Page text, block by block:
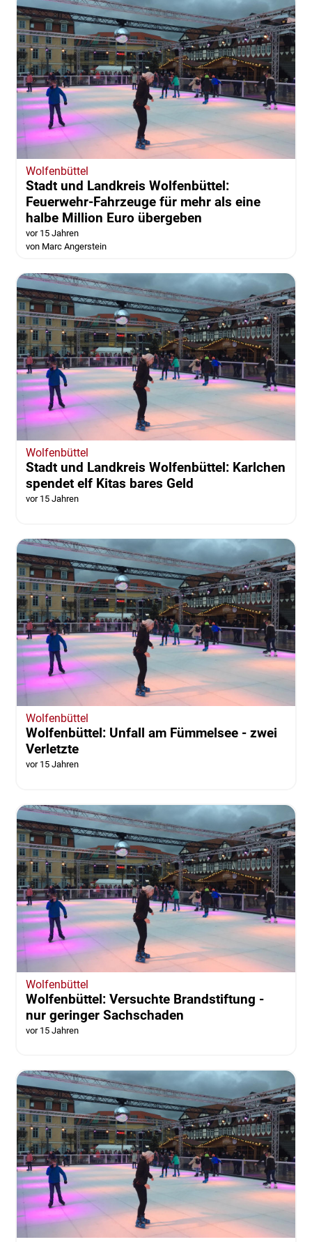
Wolfenbüttel
Stadt und Landkreis Wolfenbüttel:
Feuerwehr-Fahrzeuge für mehr als eine
halbe Million Euro übergeben
vor 15 Jahren
von Marc Angerstein
Wolfenbüttel
Stadt und Landkreis Wolfenbüttel: Karlchen
spendet elf Kitas bares Geld
vor 15 Jahren
Wolfenbüttel
Wolfenbüttel: Unfall am Fümmelsee - zwei
Verletzte
vor 15 Jahren
Wolfenbüttel
Wolfenbüttel: Versuchte Brandstiftung -
nur geringer Sachschaden
vor 15 Jahren